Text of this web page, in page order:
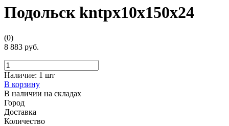
Подольск kntpx10x150x24
(0)
8 883 руб.
Наличие: 1 шт
В корзину
В наличии на складах
Город
Доставка
Количество